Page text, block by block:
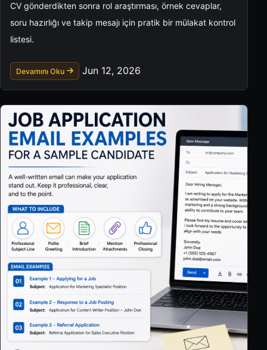
CV gönderdikten sonra rol araştırması, örnek cevaplar,
soru hazırlığı ve takip mesajı için pratik bir mülakat kontrol
listesi.
Devamını Oku Jun 12, 2026